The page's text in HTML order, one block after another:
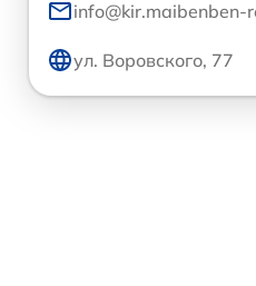
info@kir.maibenben-
ул. Воровского, 77